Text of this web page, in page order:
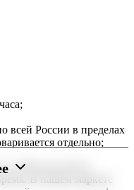
всей России в пределах
отдельно;
чтобы вы могли
В нашем маркете